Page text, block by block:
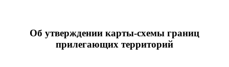
Об утверждении карты-схемы границ
прилегающих территорий